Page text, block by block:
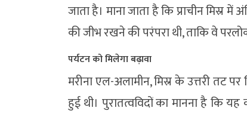
जाता है। माना जाता है कि प्राचीन
की जीभ रखने की परंपरा थी, ताकि वे
पर्यटन को मिलेगा बढ़ावा
मरीना एल-अलामीन, मिस्र के उत्तरी तट
हुई थी। पुरातत्वविदों का मानना है कि